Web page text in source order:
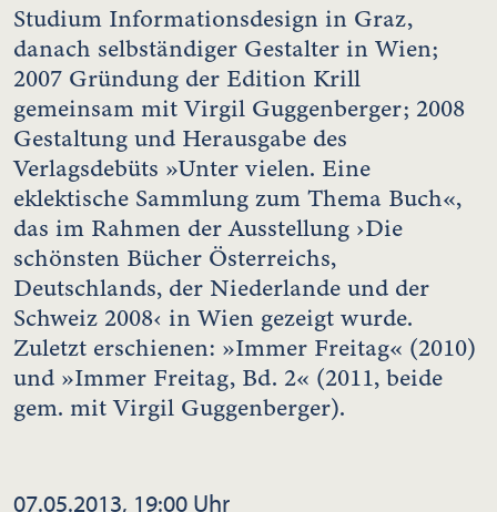
Studium Informationsdesign in Graz,
danach selbständiger Gestalter in Wien;
2007 Gründung der Edition Krill
gemeinsam mit Virgil Guggenberger; 2008
Gestaltung und Herausgabe des
Verlagsdebüts »Unter vielen. Eine
eklektische Sammlung zum Thema Buch«,
das im Rahmen der Ausstellung ›Die
schönsten Bücher Österreichs,
Deutschlands, der Niederlande und der
Schweiz 2008‹ in Wien gezeigt wurde.
Zuletzt erschienen: »Immer Freitag« (2010)
und »Immer Freitag, Bd. 2« (2011, beide
gem. mit Virgil Guggenberger).
07.05.2013, 19:00 Uhr